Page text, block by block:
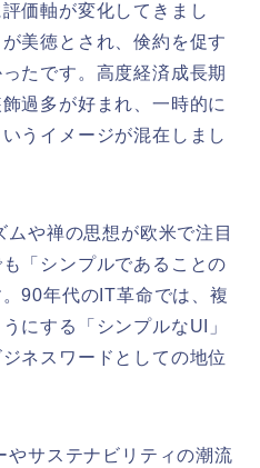
価軸が変化してきまし
美徳とされ、倹約を促す
たです。高度経済成長期
過多が好まれ、一時的に
うイメージが混在しまし
や禅の思想が欧米で注目
「シンプルであることの
90年代のIT革命では、複
にする「シンプルなUI」
ネスワードとしての地位
サステナビリティの潮流